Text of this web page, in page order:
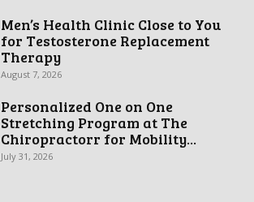
Men’s Health Clinic Close to You
for Testosterone Replacement
Therapy
August 7, 2026
Personalized One on One
Stretching Program at The
Chiropractorr for Mobility...
July 31, 2026